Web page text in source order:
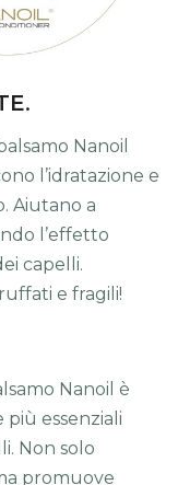
.
Nanoil
l’idratazione e
Aiutano a
l’effetto
capelli.
e fragili!
Nanoil è
essenziali
Non solo
promuove